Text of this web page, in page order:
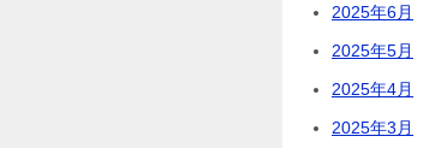
2025年6月
2025年5月
2025年4月
2025年3月